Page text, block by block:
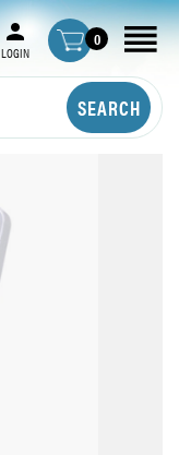
LOGIN
0